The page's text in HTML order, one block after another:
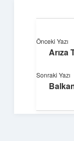
Önceki Yazı
Arıza
Sonraki Yazı